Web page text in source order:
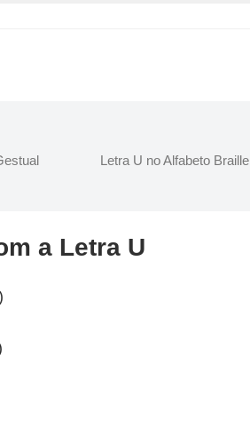
Letra U no Alfabeto Braille
a Letra U